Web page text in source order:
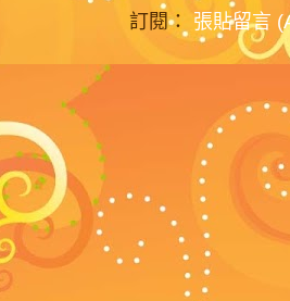
訂閱： 張貼留言